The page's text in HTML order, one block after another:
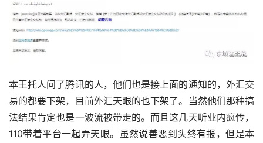
本王托人问了腾讯的人，他们也是接上面的通知的，外汇交
易的都要下架，目前外汇天眼的也下架了。当然他们那种搞
法结果肯定也是一波流被带走的。而且这几天听业内疯传，
110带着平台一起弄天眼。虽然说善恶到头终有报，但是本